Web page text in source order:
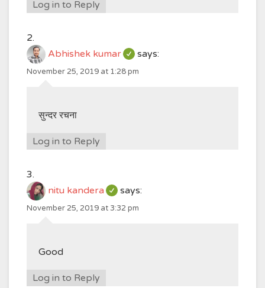
Log in to Reply
Abhishek kumar says:
November 25, 2019 at 1:28 pm
सुन्दर रचना
Log in to Reply
nitu kandera says:
November 25, 2019 at 3:32 pm
Good
Log in to Reply